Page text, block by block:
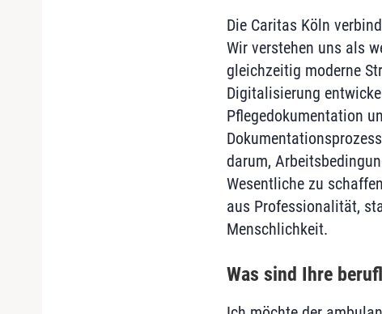
Die Caritas Köln
Wir verstehen uns als
gleichzeitig moderne
Digitalisierung
Pflegedokumentation
darum,
Wesentliche zu
aus Professionalität,
Menschlichkeit.
​Was sind Ihre